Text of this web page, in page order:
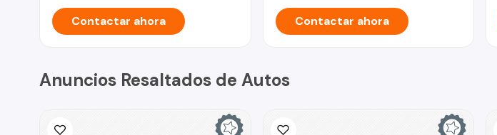
Contactar ahora Contactar ahora
Anuncios Resaltados de Autos